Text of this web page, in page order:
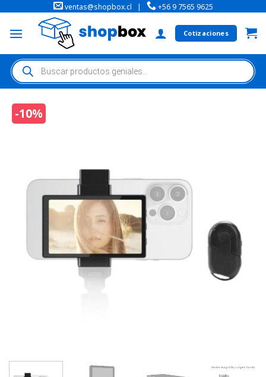
ventas@shopbox.cl | +56 9 7565 9625
Cotizaciones
-10%